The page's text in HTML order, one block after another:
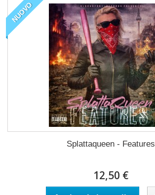
NUOVO
Splattaqueen - Features
12,50 €